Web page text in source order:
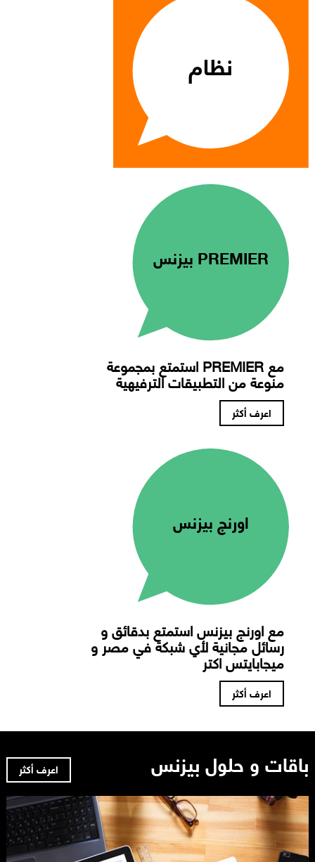
نظام
PREMIER بيزنس
مع PREMIER استمتع بمجموعة
منوعة من التطبيقات الترفيهية
اعرف أكثر​​​
اورنج بيزنس​
مع اورنج بيزنس استمتع بدقائق و
رسائل مجانية لأي شبكة في مصر و
ميجابايتس اكتر
اعرف أكثر
باقات و حلول بيزنس